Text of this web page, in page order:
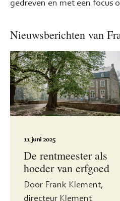
gedreven en met een focus
Nieuwsberichten van
11 juni 2025
De rentmeester als
hoeder van erfgoed
Door Frank Klement,
directeur Klement